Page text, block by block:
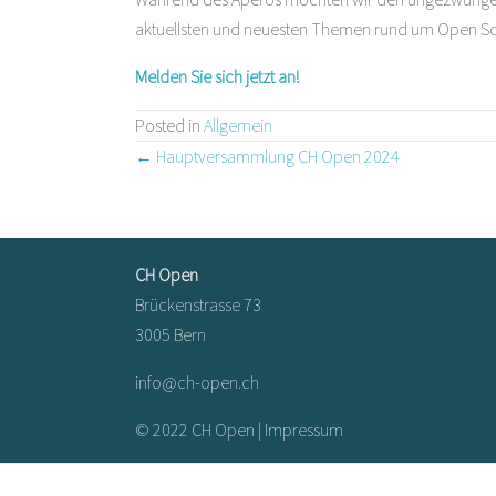
aktuellsten und neuesten Themen rund um Open
Melden Sie sich jetzt an!
Posted in Allgemein
Posts
← Hauptversammlung CH Open 2024
CH Open
Brückenstrasse 73
3005 Bern
info@ch-open.ch
© 2022 CH Open | Impressum